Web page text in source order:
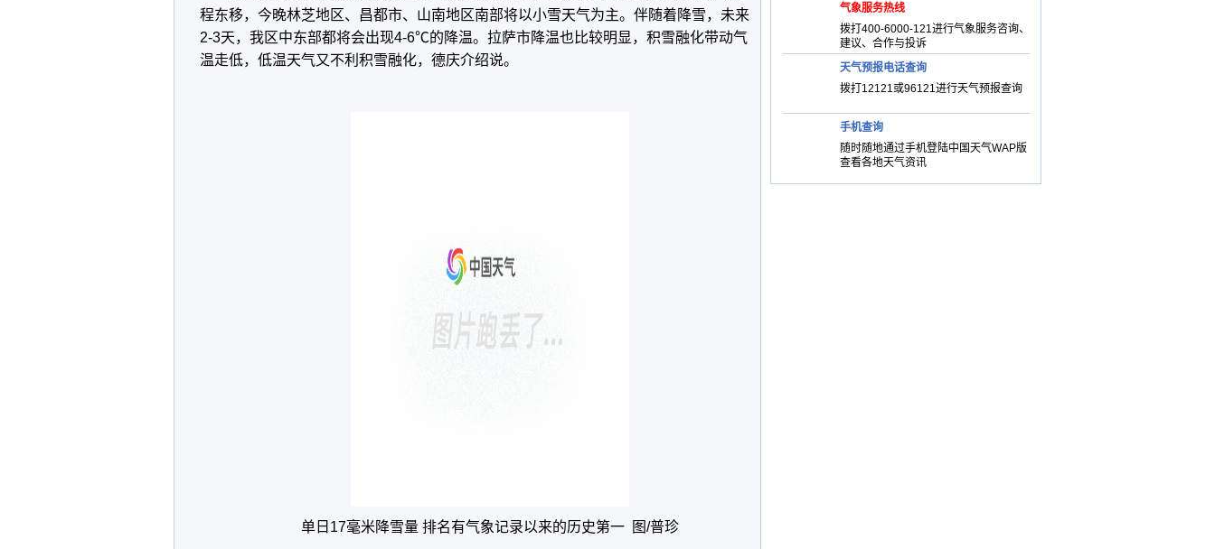
程东移，今晚林芝地区、昌都市、山南地区南部将以小雪天气为主。伴随着降雪，未来
2-3天，我区中东部都将会出现4-6℃的降温。拉萨市降温也比较明显，积雪融化带动气
温走低，低温天气又不利积雪融化，德庆介绍说。
单日17毫米降雪量 排名有气象记录以来的历史第一 图/普珍
气象服务热线
拨打400-6000-121进行气象服务咨询、
建议、合作与投诉
天气预报电话查询
拨打12121或96121进行天气预报查询
手机查询
随时随地通过手机登陆中国天气WAP版
查看各地天气资讯